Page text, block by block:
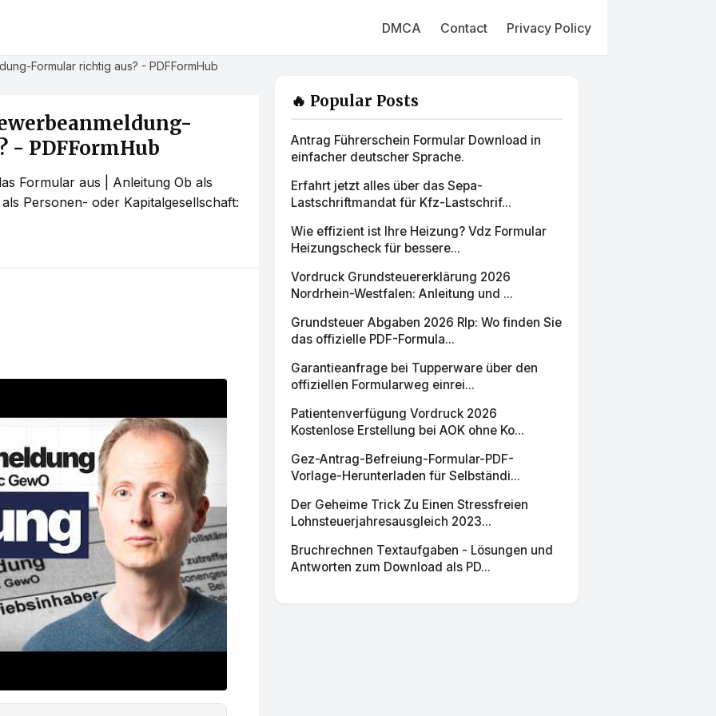
DMCA Contact Privacy Policy
Formular richtig aus? - PDFFormHub
- PDFFormHub
Formular aus | Anleitung Ob als
Personen- oder Kapitalgesellschaft:
🔥 Popular Posts
Antrag Führerschein Formular Download in
einfacher deutscher Sprache.
Erfahrt jetzt alles über das Sepa-
Lastschriftmandat für Kfz-Lastschrif...
Wie effizient ist Ihre Heizung? Vdz Formular
Heizungscheck für bessere...
Vordruck Grundsteuererklärung 2026
Nordrhein-Westfalen: Anleitung und ...
Grundsteuer Abgaben 2026 Rlp: Wo finden Sie
das offizielle PDF-Formula...
Garantieanfrage bei Tupperware über den
offiziellen Formularweg einrei...
Patientenverfügung Vordruck 2026
Kostenlose Erstellung bei AOK ohne Ko...
Gez-Antrag-Befreiung-Formular-PDF-
Vorlage-Herunterladen für Selbständi...
Der Geheime Trick Zu Einen Stressfreien
Lohnsteuerjahresausgleich 2023...
Bruchrechnen Textaufgaben - Lösungen und
Antworten zum Download als PD...